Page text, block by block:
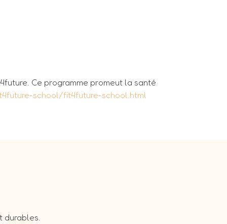
Ce programme promeut la santé
school/fit4future-school.html
durables.